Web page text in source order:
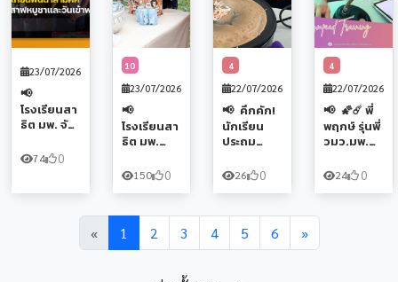
23/07/2026
โรงเรียนสา
ธิต มพ. จัด
กิจกรรม
ถวายเทียน
พันนาสา
สืบสาน
74 0
10
23/07/2026
โรงเรียนสา
ธิต มพ.
รวมพลัง
แห่งความ
จงรักภักดี
สืบสาน
คุณค่าของ
ชาติ ผ่าน
พิธีสำคัญ
150 0
4
22/07/2026
คึกคัก!
นักเรียน
ประถม
ศึกษา
จัดการ
เรียนรู้ผ่าน
กิจกรรม
"Market
Day" ฝึก
ทักษะตลาด
26 0
4
22/07/2026
🌠☄️ พี่
พฤกษ์ รุ่นพี่
วมว.มพ.
ถ่ายทอด
ความรู้
โอลิมปิก
วิชาการ
24 0
1 2 3 4 5 6